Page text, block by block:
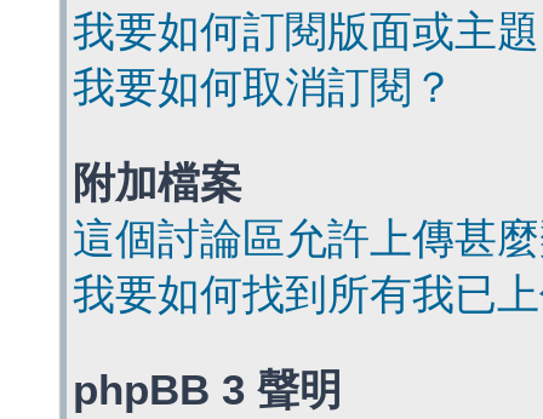
我要如何訂閱版面或主
我要如何取消訂閱？
附加檔案
這個討論區允許上傳甚
我要如何找到所有我已
phpBB 3 聲明